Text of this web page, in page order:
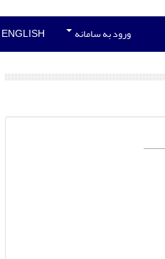
ورود به سامانه ENGLISH